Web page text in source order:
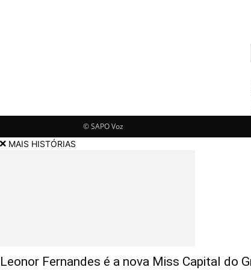
© SAPO Voz
MAIS HISTÓRIAS
Leonor Fernandes é a nova Miss Capital do